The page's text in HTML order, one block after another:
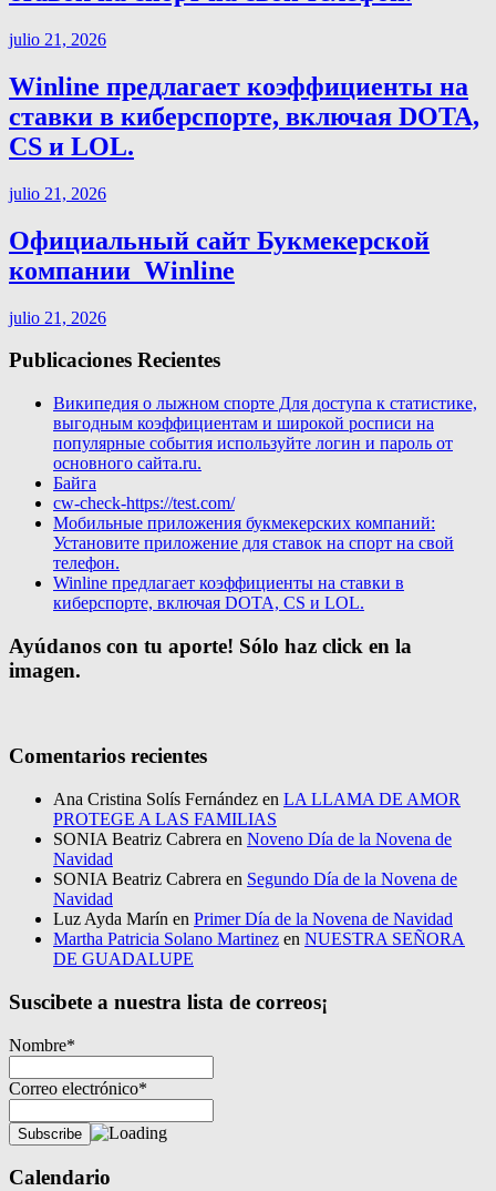
julio 21, 2026
Winline предлагает коэффициенты на
ставки в киберспорте, включая DOTA,
CS и LOL.
julio 21, 2026
Официальный сайт Букмекерской
компании ️ Winline
julio 21, 2026
Publicaciones Recientes
Википедия о лыжном спорте Для доступа к статистике,
выгодным коэффициентам и широкой росписи на
популярные события используйте логин и пароль от
основного сайта.ru.
Байга
cw-check-https://test.com/
Мобильные приложения букмекерских компаний:
Установите приложение для ставок на спорт на свой
телефон.
Winline предлагает коэффициенты на ставки в
киберспорте, включая DOTA, CS и LOL.
Ayúdanos con tu aporte! Sólo haz click en la
imagen.
Comentarios recientes
Ana Cristina Solís Fernández en LA LLAMA DE AMOR
PROTEGE A LAS FAMILIAS
SONIA Beatriz Cabrera en Noveno Día de la Novena de
Navidad
SONIA Beatriz Cabrera en Segundo Día de la Novena de
Navidad
Luz Ayda Marín en Primer Día de la Novena de Navidad
Martha Patricia Solano Martinez en NUESTRA SEÑORA
DE GUADALUPE
Suscibete a nuestra lista de correos¡
Nombre*
Correo electrónico*
Calendario